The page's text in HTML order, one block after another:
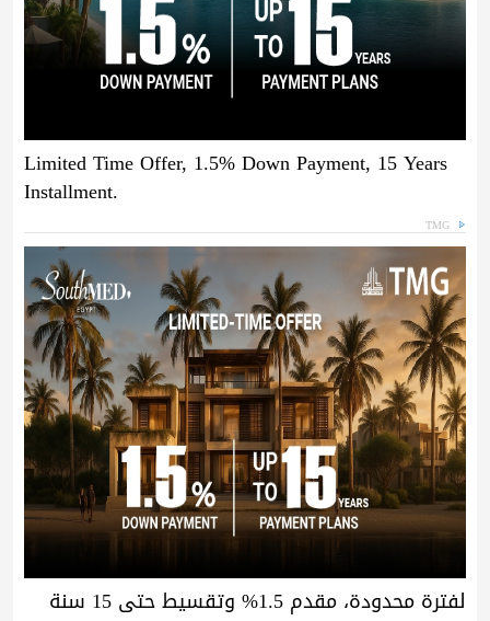
Limited Time Offer, 1.5% Down Payment, 15 Years
Installment.
TMG
لفترة محدودة، مقدم 1.5% وتقسيط حتى 15 سنة